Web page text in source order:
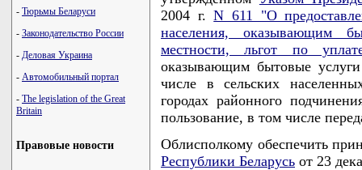
- Тюрьмы Беларуси
- Законодательство России
- Деловая Украина
- Автомобильный портал
- The legislation of the Great
Britain
Правовые новости
2004 г.N 611 "О
населения, оказывающим
местности, льгот по
оказывающим бытовые
числе в сельских
городах районного
пользование, в том числе
Облисполкому обеспечить
Республики Беларусь от 23